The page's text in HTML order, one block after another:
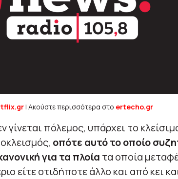
| Ακούστε περισσότερα στο ertecho.gr
γίνεται πόλεμος, υπάρχει το
οπότε αυτό το οποίο
για τα πλοία τα οποία
είτε οτιδήποτε άλλο και από κει